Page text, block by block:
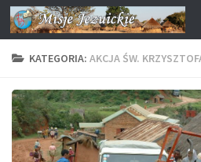
Przejdź do treści
KATEGORIA: AKCJA ŚW.